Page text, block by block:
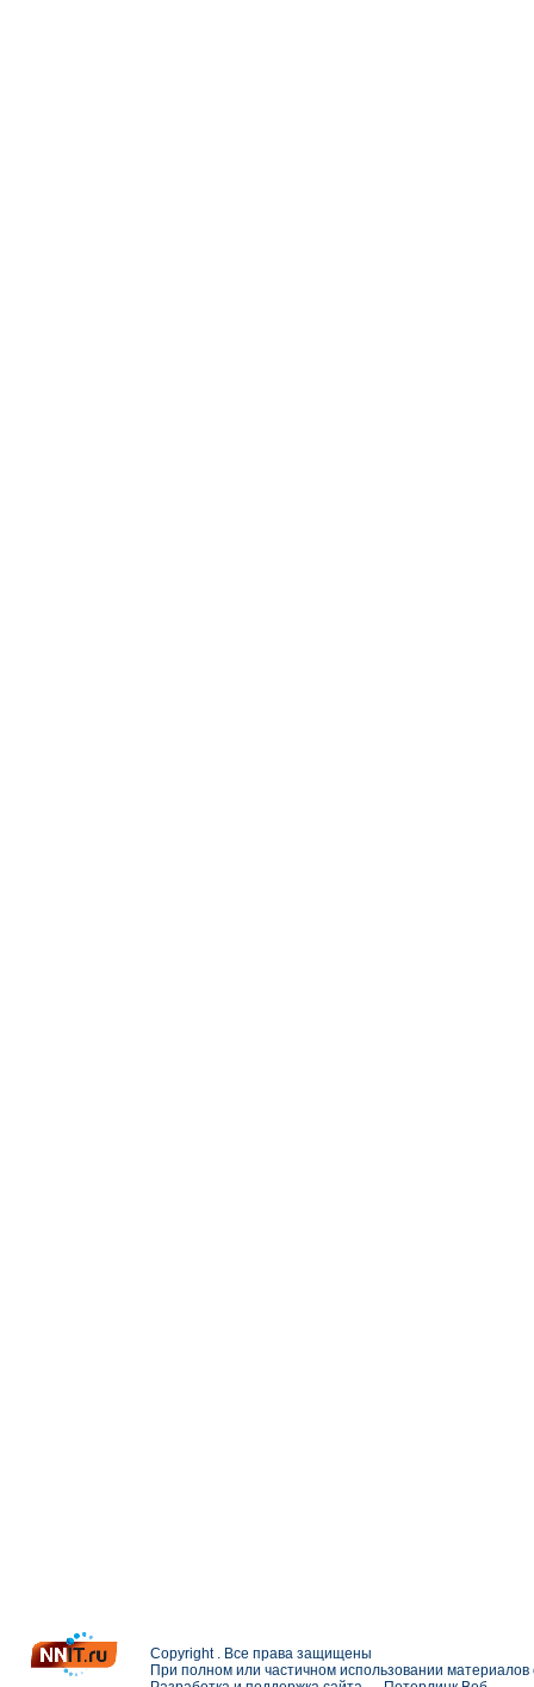
Copyright . Все права защищены
При полном или частичном использовании